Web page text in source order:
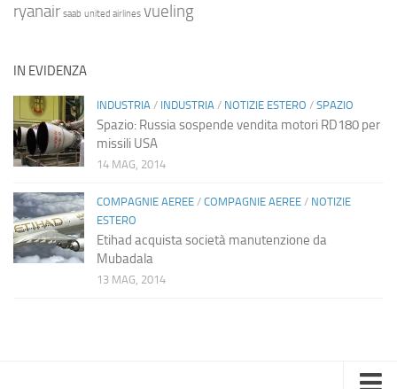
ryanair saab united airlines vueling
IN EVIDENZA
INDUSTRIA / INDUSTRIA / NOTIZIE ESTERO / SPAZIO
Spazio: Russia sospende vendita motori RD180 per
missili USA
14 MAG, 2014
COMPAGNIE AEREE / COMPAGNIE AEREE / NOTIZIE
ESTERO
Etihad acquista società manutenzione da
Mubadala
13 MAG, 2014